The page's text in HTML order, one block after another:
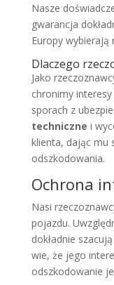
Nasze
gwarancja
Europy wybierają
Dlaczego
Jako
chronimy
sporach z
techniczne i
klienta, dając mu
odszkodowania.
Ochrona
Nasi
pojazdu.
dokładnie
wie, że jego
odszkodowanie